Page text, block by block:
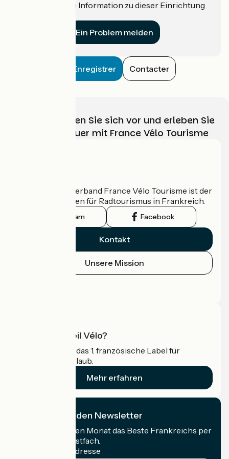
Haben Sie eine Information zu dieser Einrichtung
Ein Problem melden
Enregistrer Contacter
Wählen, bereiten Sie sich vor und erleben Sie
Ihr Radabenteuer mit France Vélo Tourisme
Der nationale Verband France Vélo Tourisme ist der
offizielle Leitfaden für Radtourismus in Frankreich.
Instagram Facebook
Kontakt
Unsere Mission
Was ist Accueil Vélo?
Accueil Vélo ist das 1. französische Label für
Radfahrer im Urlaub.
Mehr erfahren
Ich abonniere den Newsletter
Erhalten Sie jeden Monat das Beste Frankreichs per
Rad in Ihrem Postfach.
Meine E-Mail-Adresse